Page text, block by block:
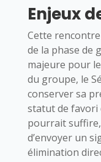
Enjeux
Cette
de la phase de
majeure pour
du groupe, le
conserver sa
statut de favori
pourrait
d’envoyer un
élimination